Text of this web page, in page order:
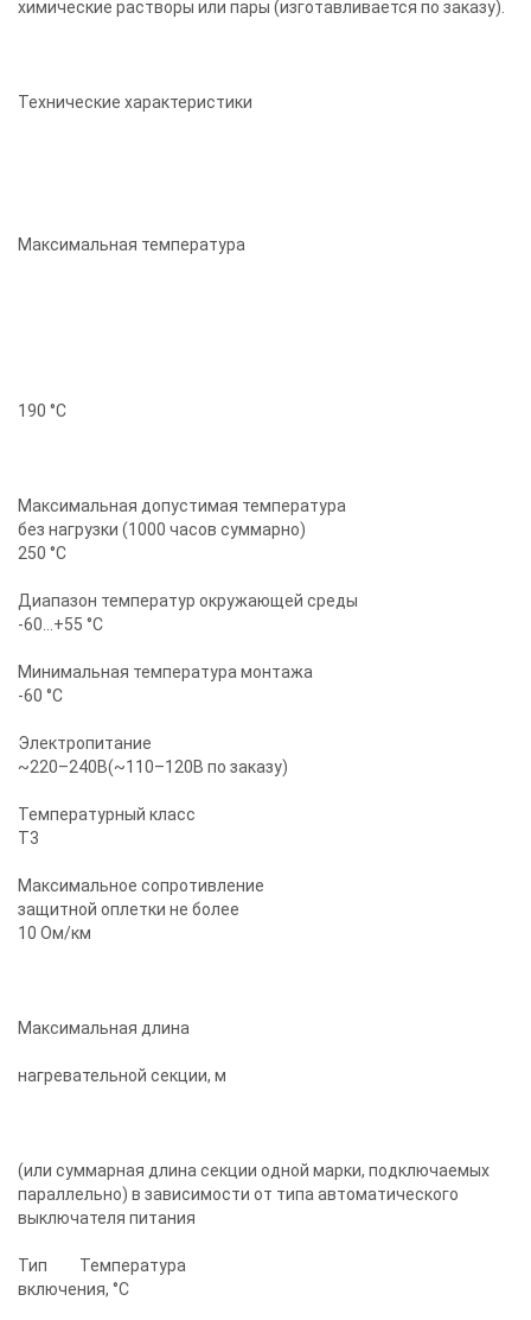
химические растворы или пары (изготавливается по заказу).
Технические характеристики
Максимальная температура
190 °С
Максимальная допустимая температура
без нагрузки (1000 часов суммарно)
250 °С
Диапазон температур окружающей среды
-60…+55 °С
Минимальная температура монтажа
-60 °С
Электропитание
~220–240В(~110–120В по заказу)
Температурный класс
Т3
Максимальное сопротивление
защитной оплетки не более
10 Oм/км
Максимальная длина
нагревательной секции, м
(или суммарная длина секции одной марки, подключаемых
параллельно) в зависимости от типа автоматического
выключателя питания
Тип Температура
включения, °С